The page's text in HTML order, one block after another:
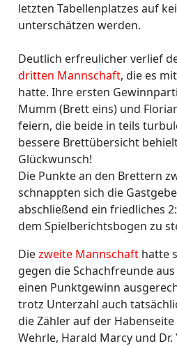
letzten Tabellenplatzes auf
unterschätzen werden.
Deutlich erfreulicher verlief
dritten Mannschaft, die es
hatte. Ihre ersten
Mumm (Brett eins) und
feiern, die beide in teils
bessere Brettübersicht
Glückwunsch!
Die Punkte an den Brettern
schnappten sich die
abschließend ein friedliches
dem Spielberichtsbogen zu
Diezweite Mannschaft hatte
gegen die Schachfreunde
einen Punktgewinn
trotz Unterzahl auch
die Zähler auf der
Wehrle, Harald Marcy und